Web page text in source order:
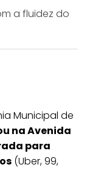
a fluidez do
Municipal de
na Avenida
para
(Uber, 99,